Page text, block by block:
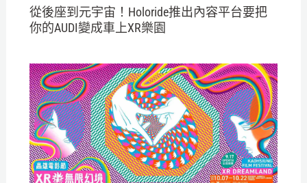
從後座到元宇宙！Holoride推出內容平台要把
你的AUDI變成車上XR樂園